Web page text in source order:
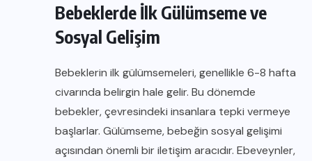
Bebeklerde İlk Gülümseme ve
Sosyal Gelişim
Bebeklerin ilk gülümsemeleri, genellikle 6-8 hafta
civarında belirgin hale gelir. Bu dönemde
bebekler, çevresindeki insanlara tepki vermeye
başlarlar. Gülümseme, bebeğin sosyal gelişimi
açısından önemli bir iletişim aracıdır. Ebeveynler,